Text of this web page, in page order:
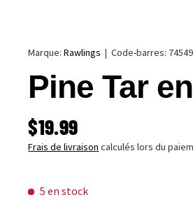
Marque:Rawlings |Code-barres:
Pine Tar
PRIX HABITUEL
$19.99
Frais de livraison calculés lors du
5 en stock